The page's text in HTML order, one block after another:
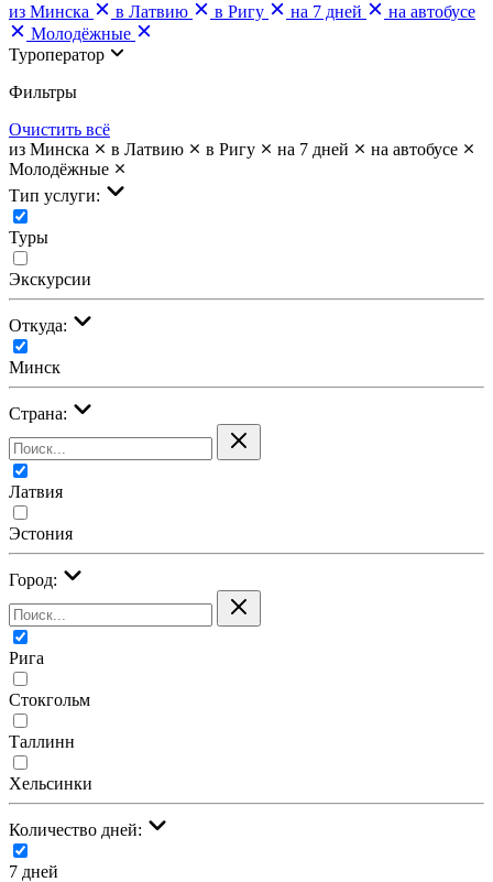
из Минска
в Латвию в Ригу на 7 дней
на автобусе
Молодёжные
Туроператор
Фильтры
Очистить всё
из Минска
в Латвию в Ригу на 7 дней
на автобусе
Молодёжные
Тип услуги:
Туры
Экскурсии
Откуда:
Минск
Страна:
Латвия
Эстония
Город:
Рига
Стокгольм
Таллинн
Хельсинки
Количество дней:
7 дней